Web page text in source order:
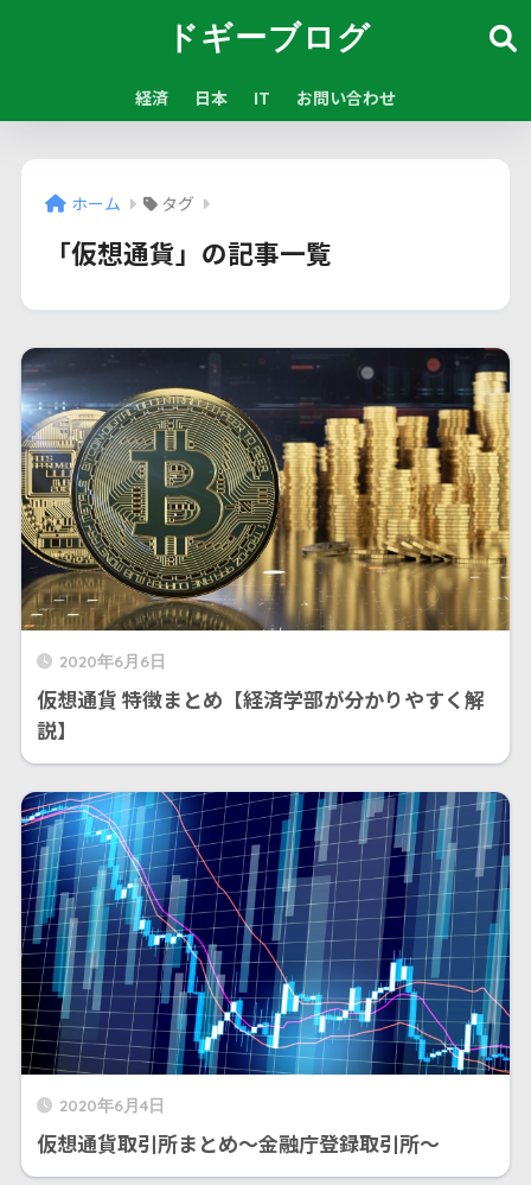
ドギーブログ
経済 日本 IT お問い合わせ
ホーム タグ
「仮想通貨」の記事一覧
2020年6月6日
仮想通貨 特徴まとめ【経済学部が分かりやすく解
説】
2020年6月4日
仮想通貨取引所まとめ〜金融庁登録取引所〜